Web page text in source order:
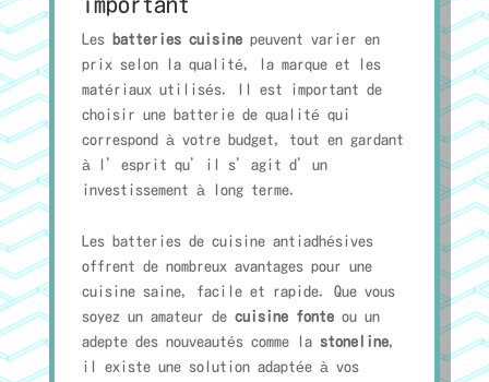
Les batteries cuisinepeuvent varier en
prix selon la qualité, la marque et les
matériaux utilisés. Il est important de
choisir une batterie de qualité qui
correspond à votre budget, tout en gardant
à l’esprit qu’il s’agit d’un
investissement à long terme.
Les batteries de cuisine antiadhésives
offrent de nombreux avantages pour une
cuisine saine, facile et rapide. Que vous
soyez un amateur de cuisine fonteou un
adepte des nouveautés comme la stoneline,
il existe une solution adaptée à vos